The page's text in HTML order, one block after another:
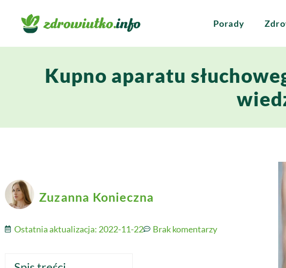
Porady
Kupno aparatu
Zuzanna Konieczna
Ostatnia aktualizacja: 2022-11-22 Brak komentarzy